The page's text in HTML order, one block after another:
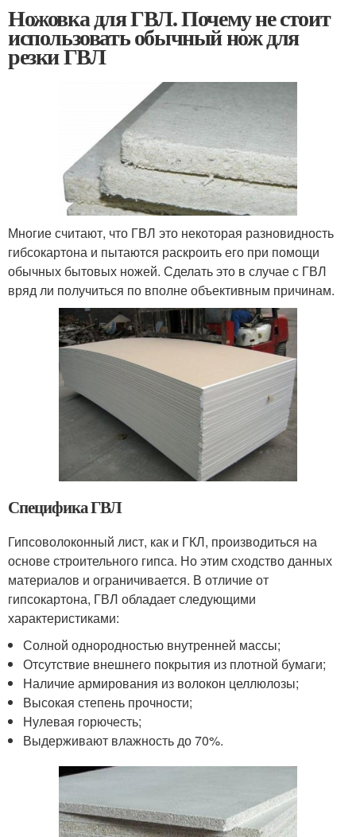
Ножовка для ГВЛ. Почему не стоит
использовать обычный нож для
резки ГВЛ
Многие считают, что ГВЛ это некоторая разновидность
гибсокартона и пытаются раскроить его при помощи
обычных бытовых ножей. Сделать это в случае с ГВЛ
вряд ли получиться по вполне объективным причинам.
Специфика ГВЛ
Гипсоволоконный лист, как и ГКЛ, производиться на
основе строительного гипса. Но этим сходство данных
материалов и ограничивается. В отличие от
гипсокартона, ГВЛ обладает следующими
характеристиками:
Солной однородностью внутренней массы;
Отсутствие внешнего покрытия из плотной бумаги;
Наличие армирования из волокон целлюлозы;
Высокая степень прочности;
Нулевая горючесть;
Выдерживают влажность до 70%.